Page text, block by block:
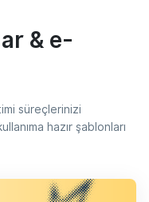
& e-
süreçlerinizi
hazır şablonları